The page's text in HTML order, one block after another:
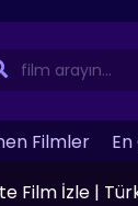
Filmler
Film İzle |